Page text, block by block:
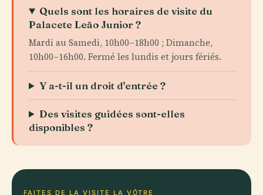
Quels sont les horaires de visite du
Palacete Leão Junior ?
Mardi au Samedi, 10h00–18h00 ; Dimanche,
10h00–16h00. Fermé les lundis et jours fériés.
Y a-t-il un droit d'entrée ?
Des visites guidées sont-elles
disponibles ?
FAITES DE LA VISITE LA VÔTRE